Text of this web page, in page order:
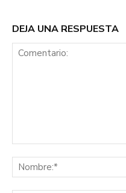
DEJA UNA RESPUESTA